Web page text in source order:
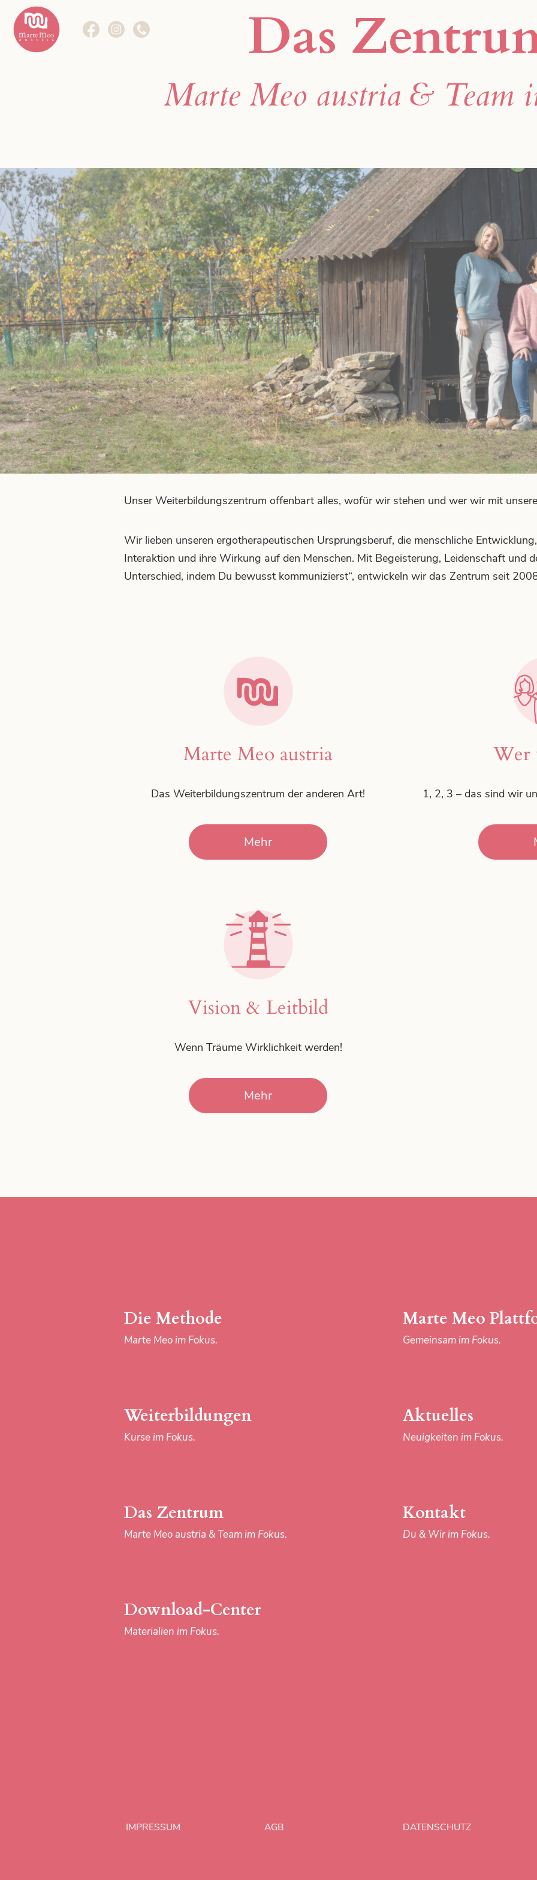
Marte Meo im Fokus.
Marte Meo
Gemeinsam im Fokus.
Kurse im Fokus. Neuigkeiten im Fokus.
Das Zentrum
Marte Meo austria & Team im Fokus.
Kontakt
Du & Wir im Fokus.
Download-Center
Materialien im Fokus.
IMPRESSUM AGB DATENSCHUTZ
Das
Marte Meo austria & Team
Unser Weiterbildungszentrum offenbart alles, wofür wir stehen und wer wir mit
Wir lieben unseren ergotherapeutischen Ursprungsberuf, die menschliche
Interaktion und ihre Wirkung auf den Menschen. Mit Begeisterung, Leidenschaft und
Unterschied, indem Du bewusst kommunizierst“, entwickeln wir das Zentrum seit
Marte Meo austria
Das Weiterbildungszentrum der anderen Art!
Mehr
Wer
1, 2, 3 – das sind wir
Vision & Leitbild
Wenn Träume Wirklichkeit werden!
Mehr
Die Methode
Marte Meo im Fokus.
Marte Meo
Gemeinsam im Fokus.
Weiterbildungen
Kurse im Fokus.
Aktuelles
Neuigkeiten im Fokus.
Das Zentrum
Marte Meo austria & Team im Fokus.
Kontakt
Du & Wir im Fokus.
Download-Center
Materialien im Fokus.
IMPRESSUM AGB DATENSCHUTZ